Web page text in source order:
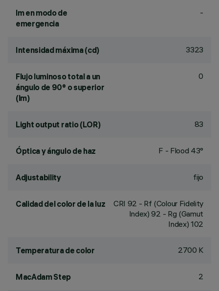
lm en modo de
emergencia
-
Intensidad máxima (cd) 3323
Flujo luminoso total a un
ángulo de 90° o superior
(lm)
0
Light output ratio (LOR) 83
Óptica y ángulo de haz F - Flood 43°
Adjustability fijo
Calidad del color de la luz CRI 92 - Rf (Colour Fidelity
Index) 92 - Rg (Gamut
Index) 102
Temperatura de color 2700 K
MacAdam Step 2